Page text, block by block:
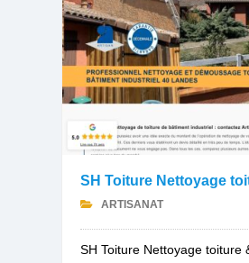
SH Toiture Nettoyage
ARTISANAT
SH Toiture Nettoyage toiture